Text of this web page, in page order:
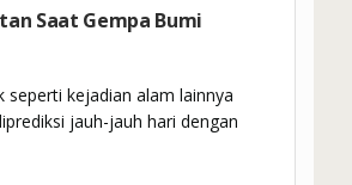
Saat Gempa Bumi
seperti kejadian alam lainnya
jauh-jauh hari dengan